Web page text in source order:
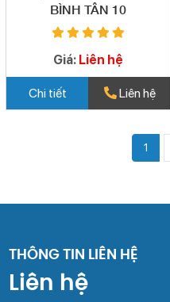
BÌNH TÂN 10
Giá: Liên hệ
Chi tiết Liên hệ
1
THÔNG TIN LIÊN HỆ
Liên hệ